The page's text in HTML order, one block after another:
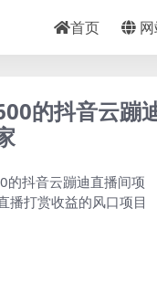
首页
的抖音云蹦